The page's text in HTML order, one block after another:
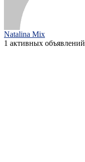
Natalina Mix
1 активных объявлений